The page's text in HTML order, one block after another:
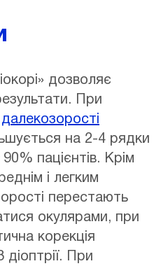
дозволяє
При
далекозорості
на 2-4 рядки
пацієнтів. Крім
і легким
перестають
окулярами, при
корекція
При